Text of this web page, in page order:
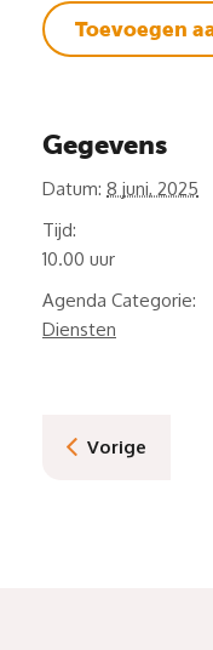
Toevoegen
Gegevens
Datum: 8 juni, 2025
Tijd:
10.00
Agenda Categorie:
Diensten
Vorige